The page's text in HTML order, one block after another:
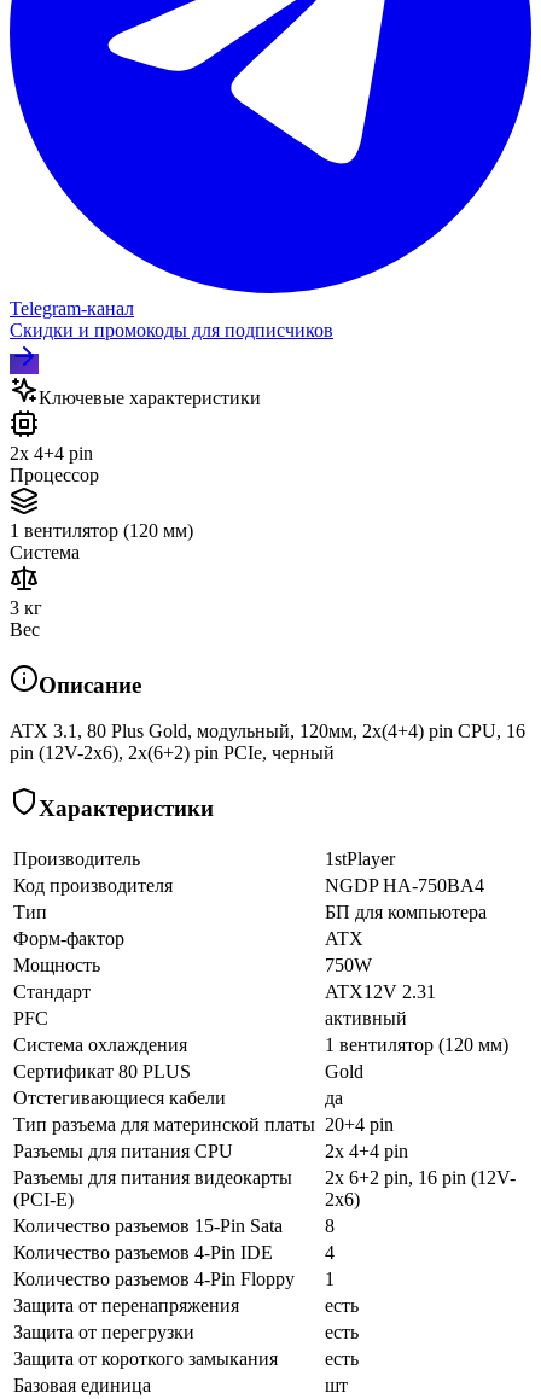
Telegram‑канал
Скидки и промокоды для подписчиков
Ключевые характеристики
2x 4+4 pin
Процессор
1 вентилятор (120 мм)
Система
3 кг
Вес
Описание
ATX 3.1, 80 Plus Gold, модульный, 120мм, 2x(4+4) pin CPU, 16
pin (12V-2х6), 2х(6+2) pin PCIe, черный
Характеристики
Производитель
1stPlayer
Код производителя
NGDP HA-750BA4
Тип
БП для компьютера
Форм-фактор
ATX
Мощность
750W
Стандарт
ATX12V 2.31
PFC
активный
Система охлаждения
1 вентилятор (120 мм)
Сертификат 80 PLUS
Gold
Отстегивающиеся кабели
да
Тип разъема для материнской платы 20+4 pin
Разъемы для питания CPU
2x 4+4 pin
Разъемы для питания видеокарты
(PCI-E)
2x 6+2 pin, 16 pin (12V-
2x6)
Количество разъемов 15-Pin Sata
8
Количество разъемов 4-Pin IDE
4
Количество разъемов 4-Pin Floppy
1
Защита от перенапряжения
есть
Защита от перегрузки
есть
Защита от короткого замыкания
есть
Базовая единица
шт